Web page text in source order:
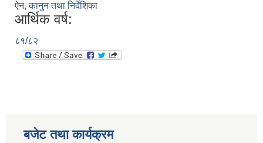
ऐन, कानुन तथा निर्देशिका
आर्थिक वर्ष:
८१/८२
बजेट तथा कार्यक्रम